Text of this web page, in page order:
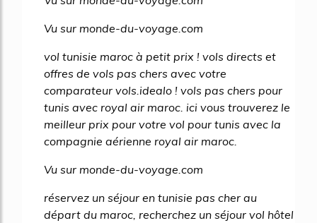
Vu sur monde-du-voyage.com
vol tunisie maroc à petit prix ! vols directs et
offres de vols pas chers avec votre
comparateur vols.idealo ! vols pas chers pour
tunis avec royal air maroc. ici vous trouverez le
meilleur prix pour votre vol pour tunis avec la
compagnie aérienne royal air maroc.
Vu sur monde-du-voyage.com
réservez un séjour en tunisie pas cher au
départ du maroc, recherchez un séjour vol hôtel